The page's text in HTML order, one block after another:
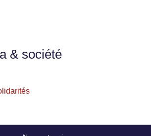
& société